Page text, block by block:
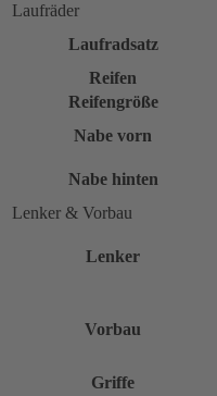
Laufräder
Laufradsatz
Reifen
Reifengröße
Nabe vorn
Nabe hinten
Lenker & Vorbau
Lenker
Vorbau
Griffe